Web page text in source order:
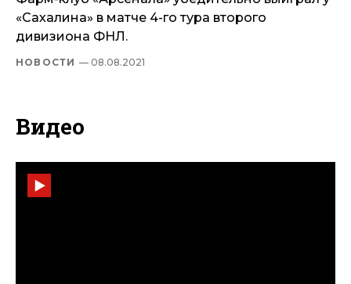
«Сахалина» в матче 4-го тура второго
дивизиона ФНЛ.
НОВОСТИ — 08.08.2021
Видео